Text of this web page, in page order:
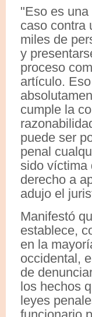
"Eso es
caso contra
miles de
y
proceso
artículo.
cumple la
puede ser
penal
sido víctima
derecho a
adujo el
Manifestó
establece,
en la
occidental,
de
los hechos
leyes